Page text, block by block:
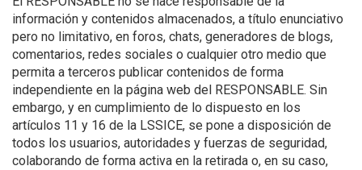
información y contenidos almacenados, a título enunciativo
pero no limitativo, en foros, chats, generadores de blogs,
comentarios, redes sociales o cualquier otro medio que
permita a terceros publicar contenidos de forma
independiente en la página web del RESPONSABLE. Sin
embargo, y en cumplimiento de lo dispuesto en los
artículos 11 y 16 de la LSSICE, se pone a disposición de
todos los usuarios, autoridades y fuerzas de seguridad,
colaborando de forma activa en la retirada o, en su caso,